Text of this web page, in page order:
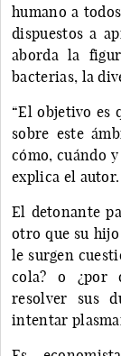
humano a
dispuestos a
aborda la
bacterias, la
“El objetivo es
sobre este
cómo, cuándo
explica el autor.
El detonante
otro que su hijo
le surgen
cola? o ¿por
resolver sus
intentar